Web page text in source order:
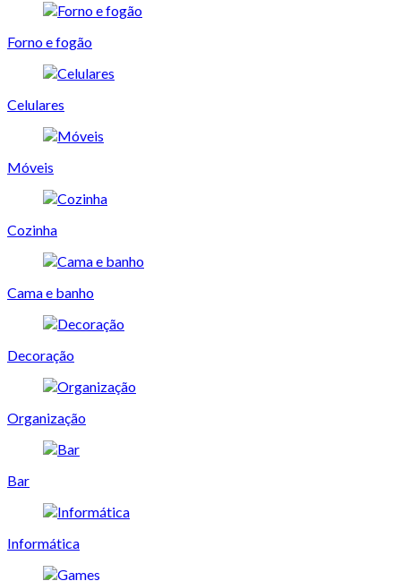
Forno e fogão
Celulares
Móveis
Cozinha
Cama e banho
Decoração
Organização
Bar
Informática